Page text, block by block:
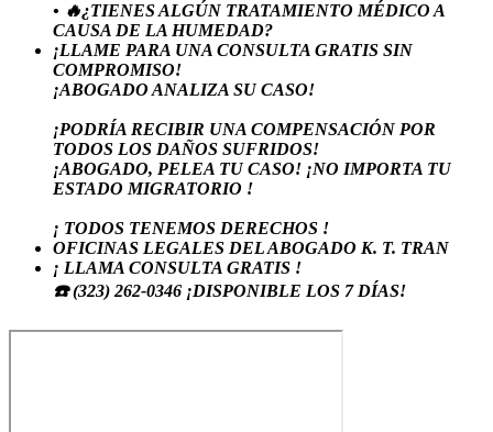
• 🔥¿TIENES ALGÚN TRATAMIENTO MÉDICO A
CAUSA DE LA HUMEDAD?
¡LLAME PARA UNA CONSULTA GRATIS SIN
COMPROMISO!
¡ABOGADO ANALIZA SU CASO!
¡PODRÍA RECIBIR UNA COMPENSACIÓN POR
TODOS LOS DAÑOS SUFRIDOS!
¡ABOGADO, PELEA TU CASO! ¡NO IMPORTA TU
ESTADO MIGRATORIO !
¡ TODOS TENEMOS DERECHOS !
OFICINAS LEGALES DEL ABOGADO K. T. TRAN
¡ LLAMA CONSULTA GRATIS !
☎️ (323) 262-0346 ¡DISPONIBLE LOS 7 DÍAS!